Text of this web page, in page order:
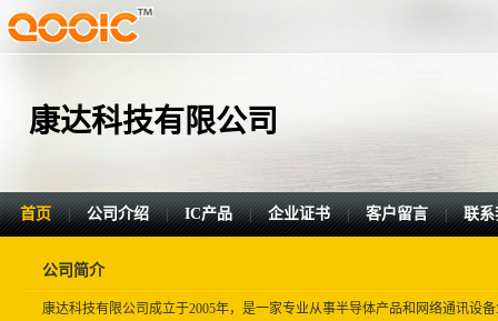
康达科技有限公司
首页 | 公司介绍 | IC产品 | 企业证书 | 客户留言 | 联系
公司简介
康达科技有限公司成立于2005年，是一家专业从事半导体产品和网络通讯设